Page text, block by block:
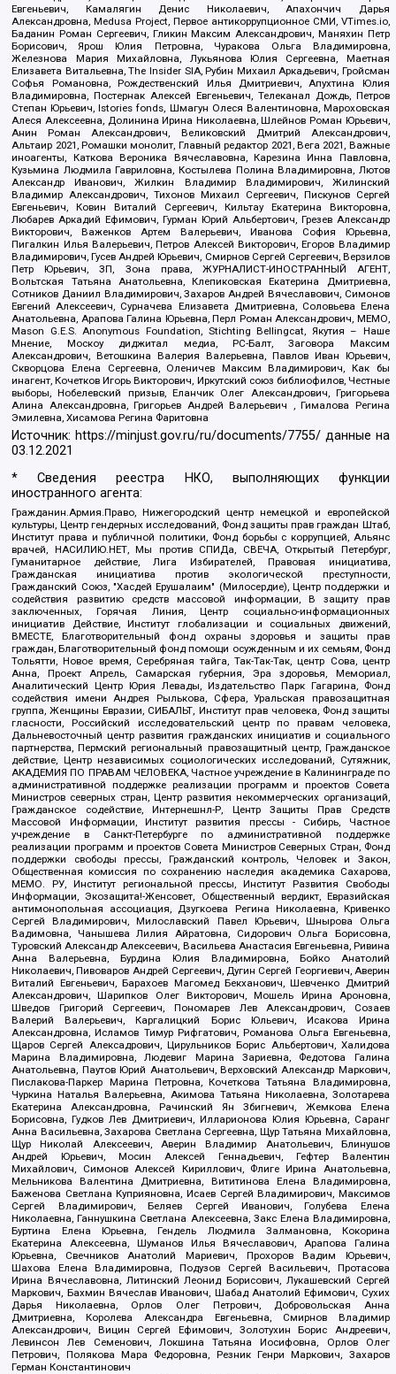
Евгеньевич, Камалягин Денис Николаевич, Апахончич Дарья
Александровна, Medusa Project, Первое антикоррупционное СМИ, VTimes.io,
Баданин Роман Сергеевич, Гликин Максим Александрович, Маняхин Петр
Борисович, Ярош Юлия Петровна, Чуракова Ольга Владимировна,
Железнова Мария Михайловна, Лукьянова Юлия Сергеевна, Маетная
Елизавета Витальевна, The Insider SIA, Рубин Михаил Аркадьевич, Гройсман
Софья Романовна, Рождественский Илья Дмитриевич, Апухтина Юлия
Владимировна, Постернак Алексей Евгеньевич, Телеканал Дождь, Петров
Степан Юрьевич, Istories fonds, Шмагун Олеся Валентиновна, Мароховская
Алеся Алексеевна, Долинина Ирина Николаевна, Шлейнов Роман Юрьевич,
Анин Роман Александрович, Великовский Дмитрий Александрович,
Альтаир 2021, Ромашки монолит, Главный редактор 2021, Вега 2021, Важные
иноагенты, Каткова Вероника Вячеславовна, Карезина Инна Павловна,
Кузьмина Людмила Гавриловна, Костылева Полина Владимировна, Лютов
Александр Иванович, Жилкин Владимир Владимирович, Жилинский
Владимир Александрович, Тихонов Михаил Сергеевич, Пискунов Сергей
Евгеньевич, Ковин Виталий Сергеевич, Кильтау Екатерина Викторовна,
Любарев Аркадий Ефимович, Гурман Юрий Альбертович, Грезев Александр
Викторович, Важенков Артем Валерьевич, Иванова София Юрьевна,
Пигалкин Илья Валерьевич, Петров Алексей Викторович, Егоров Владимир
Владимирович, Гусев Андрей Юрьевич, Смирнов Сергей Сергеевич, Верзилов
Петр Юрьевич, ЗП, Зона права, ЖУРНАЛИСТ-ИНОСТРАННЫЙ АГЕНТ,
Вольтская Татьяна Анатольевна, Клепиковская Екатерина Дмитриевна,
Сотников Даниил Владимирович, Захаров Андрей Вячеславович, Симонов
Евгений Алексеевич, Сурначева Елизавета Дмитриевна, Соловьева Елена
Анатольевна, Арапова Галина Юрьевна, Перл Роман Александрович, МЕМО,
Mason G.E.S. Anonymous Foundation, Stichting Bellingcat, Якутия – Наше
Мнение, Москоу диджитал медиа, РС-Балт, Заговора Максим
Александрович, Ветошкина Валерия Валерьевна, Павлов Иван Юрьевич,
Скворцова Елена Сергеевна, Оленичев Максим Владимирович, Как бы
инагент, Кочетков Игорь Викторович, Иркутский союз библиофилов, Честные
выборы, Нобелевский призыв, Еланчик Олег Александрович, Григорьева
Алина Александровна, Григорьев Андрей Валерьевич , Гималова Регина
Эмилевна, Хисамова Регина Фаритовна
Источник: https://minjust.gov.ru/ru/documents/7755/ данные на
03.12.2021
* Сведения реестра НКО, выполняющих функции
иностранного агента:
Гражданин.Армия.Право, Нижегородский центр немецкой и европейской
культуры, Центр гендерных исследований, Фонд защиты прав граждан Штаб,
Институт права и публичной политики, Фонд борьбы с коррупцией, Альянс
врачей, НАСИЛИЮ.НЕТ, Мы против СПИДа, СВЕЧА, Открытый Петербург,
Гуманитарное действие, Лига Избирателей, Правовая инициатива,
Гражданская инициатива против экологической преступности,
Гражданский Союз, "Хасдей Ерушалаим" (Милосердие), Центр поддержки и
содействия развитию средств массовой информации, В защиту прав
заключенных, Горячая Линия, Центр социально-информационных
инициатив Действие, Институт глобализации и социальных движений,
ВМЕСТЕ, Благотворительный фонд охраны здоровья и защиты прав
граждан, Благотворительный фонд помощи осужденным и их семьям, Фонд
Тольятти, Новое время, Серебряная тайга, Так-Так-Так, центр Сова, центр
Анна, Проект Апрель, Самарская губерния, Эра здоровья, Мемориал,
Аналитический Центр Юрия Левады, Издательство Парк Гагарина, Фонд
содействия имени Андрея Рылькова, Сфера, Уральская правозащитная
группа, Женщины Евразии, СИБАЛЬТ, Институт прав человека, Фонд защиты
гласности, Российский исследовательский центр по правам человека,
Дальневосточный центр развития гражданских инициатив и социального
партнерства, Пермский региональный правозащитный центр, Гражданское
действие, Центр независимых социологических исследований, Сутяжник,
АКАДЕМИЯ ПО ПРАВАМ ЧЕЛОВЕКА, Частное учреждение в Калининграде по
административной поддержке реализации программ и проектов Совета
Министров северных стран, Центр развития некоммерческих организаций,
Гражданское содействие, Интернешнл-Р, Центр Защиты Прав Средств
Массовой Информации, Институт развития прессы - Сибирь, Частное
учреждение в Санкт-Петербурге по административной поддержке
реализации программ и проектов Совета Министров Северных Стран, Фонд
поддержки свободы прессы, Гражданский контроль, Человек и Закон,
Общественная комиссия по сохранению наследия академика Сахарова,
МЕМО. РУ, Институт региональной прессы, Институт Развития Свободы
Информации, Экозащита!-Женсовет, Общественный вердикт, Евразийская
антимонопольная ассоциация, Дзугкоева Регина Николаевна, Кривенко
Сергей Владимирович, Милославский Павел Юрьевич, Шнырова Ольга
Вадимовна, Чанышева Лилия Айратовна, Сидорович Ольга Борисовна,
Туровский Александр Алексеевич, Васильева Анастасия Евгеньевна, Ривина
Анна Валерьевна, Бурдина Юлия Владимировна, Бойко Анатолий
Николаевич, Пивоваров Андрей Сергеевич, Дугин Сергей Георгиевич, Аверин
Виталий Евгеньевич, Барахоев Магомед Бекханович, Шевченко Дмитрий
Александрович, Шарипков Олег Викторович, Мошель Ирина Ароновна,
Шведов Григорий Сергеевич, Пономарев Лев Александрович, Созаев
Валерий Валерьевич, Каргалицкий Борис Юльевич, Исакова Ирина
Александровна, Исламов Тимур Рифгатович, Романова Ольга Евгеньевна,
Щаров Сергей Алексадрович, Цирульников Борис Альбертович, Халидова
Марина Владимировна, Людевиг Марина Зариевна, Федотова Галина
Анатольевна, Паутов Юрий Анатольевич, Верховский Александр Маркович,
Пислакова-Паркер Марина Петровна, Кочеткова Татьяна Владимировна,
Чуркина Наталья Валерьевна, Акимова Татьяна Николаевна, Золотарева
Екатерина Александровна, Рачинский Ян Збигневич, Жемкова Елена
Борисовна, Гудков Лев Дмитриевич, Илларионова Юлия Юрьевна, Саранг
Анна Васильевна, Захарова Светлана Сергеевна, Щур Татьяна Михайловна,
Щур Николай Алексеевич, Аверин Владимир Анатольевич, Блинушов
Андрей Юрьевич, Мосин Алексей Геннадьевич, Гефтер Валентин
Михайлович, Симонов Алексей Кириллович, Флиге Ирина Анатольевна,
Мельникова Валентина Дмитриевна, Вититинова Елена Владимировна,
Баженова Светлана Куприяновна, Исаев Сергей Владимирович, Максимов
Сергей Владимирович, Беляев Сергей Иванович, Голубева Елена
Николаевна, Ганнушкина Светлана Алексеевна, Закс Елена Владимировна,
Буртина Елена Юрьевна, Гендель Людмила Залмановна, Кокорина
Екатерина Алексеевна, Шуманов Илья Вячеславович, Арапова Галина
Юрьевна, Свечников Анатолий Мариевич, Прохоров Вадим Юрьевич,
Шахова Елена Владимировна, Подузов Сергей Васильевич, Протасова
Ирина Вячеславовна, Литинский Леонид Борисович, Лукашевский Сергей
Маркович, Бахмин Вячеслав Иванович, Шабад Анатолий Ефимович, Сухих
Дарья Николаевна, Орлов Олег Петрович, Добровольская Анна
Дмитриевна, Королева Александра Евгеньевна, Смирнов Владимир
Александрович, Вицин Сергей Ефимович, Золотухин Борис Андреевич,
Левинсон Лев Семенович, Локшина Татьяна Иосифовна, Орлов Олег
Петрович, Полякова Мара Федоровна, Резник Генри Маркович, Захаров
Герман Константинович